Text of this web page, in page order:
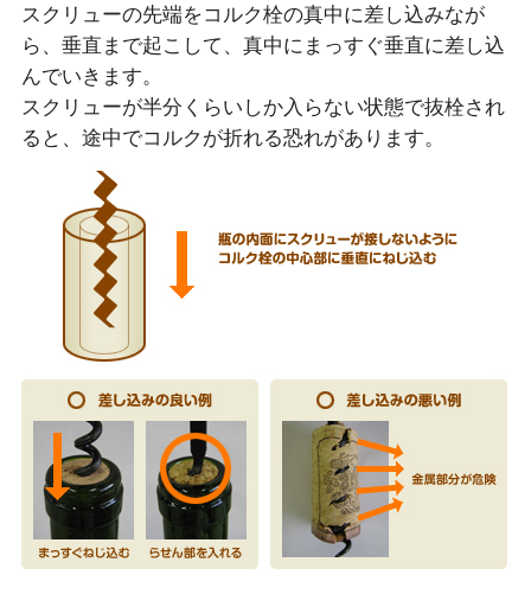
スクリューの先端をコルク栓の真中に差し込みなが
ら、垂直まで起こして、真中にまっすぐ垂直に差し込
んでいきます。
スクリューが半分くらいしか入らない状態で抜栓され
ると、途中でコルクが折れる恐れがあります。